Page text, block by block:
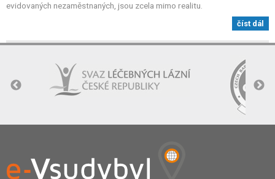
evidovaných nezaměstnaných, jsou zcela mimo realitu.
číst dál